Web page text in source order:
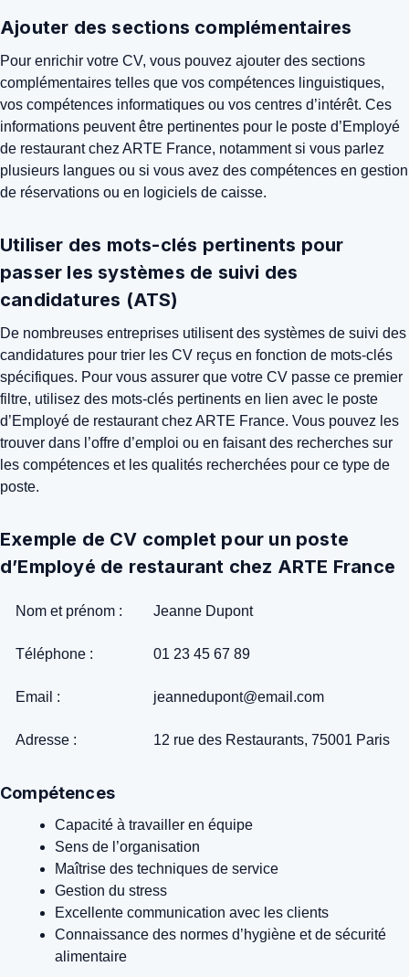
Ajouter des sections complémentaires
Pour enrichir votre CV, vous pouvez ajouter des sections
complémentaires telles que vos compétences linguistiques,
vos compétences informatiques ou vos centres d’intérêt. Ces
informations peuvent être pertinentes pour le poste d’Employé
de restaurant chez ARTE France, notamment si vous parlez
plusieurs langues ou si vous avez des compétences en gestion
de réservations ou en logiciels de caisse.
Utiliser des mots-clés pertinents pour
passer les systèmes de suivi des
candidatures (ATS)
De nombreuses entreprises utilisent des systèmes de suivi des
candidatures pour trier les CV reçus en fonction de mots-clés
spécifiques. Pour vous assurer que votre CV passe ce premier
filtre, utilisez des mots-clés pertinents en lien avec le poste
d’Employé de restaurant chez ARTE France. Vous pouvez les
trouver dans l’offre d’emploi ou en faisant des recherches sur
les compétences et les qualités recherchées pour ce type de
poste.
Exemple de CV complet pour un poste
d’Employé de restaurant chez ARTE France
Nom et prénom : Jeanne Dupont
Téléphone : 01 23 45 67 89
Email : jeannedupont@email.com
Adresse : 12 rue des Restaurants, 75001 Paris
Compétences
Capacité à travailler en équipe
Sens de l’organisation
Maîtrise des techniques de service
Gestion du stress
Excellente communication avec les clients
Connaissance des normes d’hygiène et de sécurité
alimentaire